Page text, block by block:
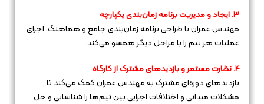
3. ایجاد و مدیریت برنامه زمان‌بندی یکپارچه
مهندس عمران با طراحی برنامه زمان‌بندی جامع و هماهنگ، اجرای
عملیات هر تیم را با مراحل دیگر همسو می‌کند.
4. نظارت مستمر و بازدیدهای مشترک از کارگاه
بازدیدهای دوره‌ای مشترک به مهندس عمران کمک می‌کند تا
مشکلات میدانی و اختلافات اجرایی بین تیم‌ها را شناسایی و حل